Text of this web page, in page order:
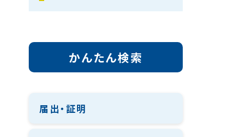
かんたん検索
届出・証明